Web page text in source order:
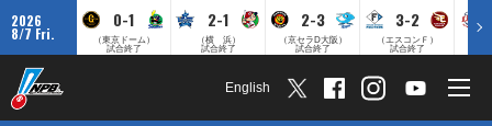
2026
8/7 Fri.
0-1
（東京ドーム）
試合終了
2-1
（横 浜）
試合終了
2-3
（京セラD大阪）
試合終了
3-2
（エスコンＦ）
試合終了
English